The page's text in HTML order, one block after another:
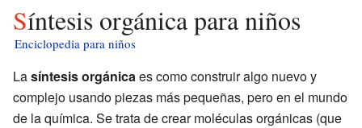
Síntesis orgánica para niños
Enciclopedia para niños
Lasíntesis orgánicaes como construir algo nuevo y
complejo usando piezas más pequeñas, pero en el mundo
de la química. Se trata de crear moléculas orgánicas (que